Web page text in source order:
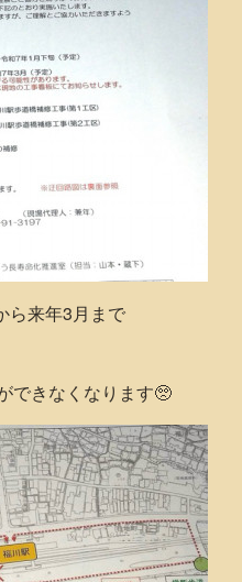
ら来年3月まで
できなくなります🥺